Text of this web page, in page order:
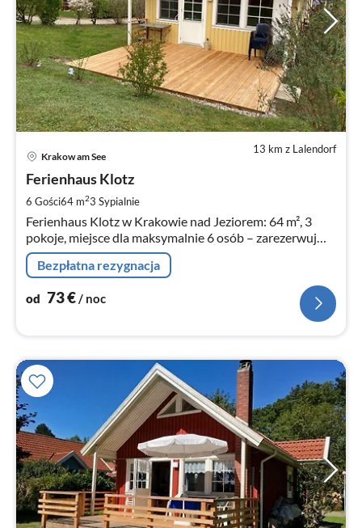
13 km z Lalendorf
Krakow am See
Ferienhaus Klotz
6 Gości64 m23 Sypialnie
Ferienhaus Klotz w Krakowie nad Jeziorem: 64 m², 3
pokoje, miejsce dla maksymalnie 6 osób – zarezerwuj
teraz!
Bezpłatna rezygnacja
od 73€ / noc